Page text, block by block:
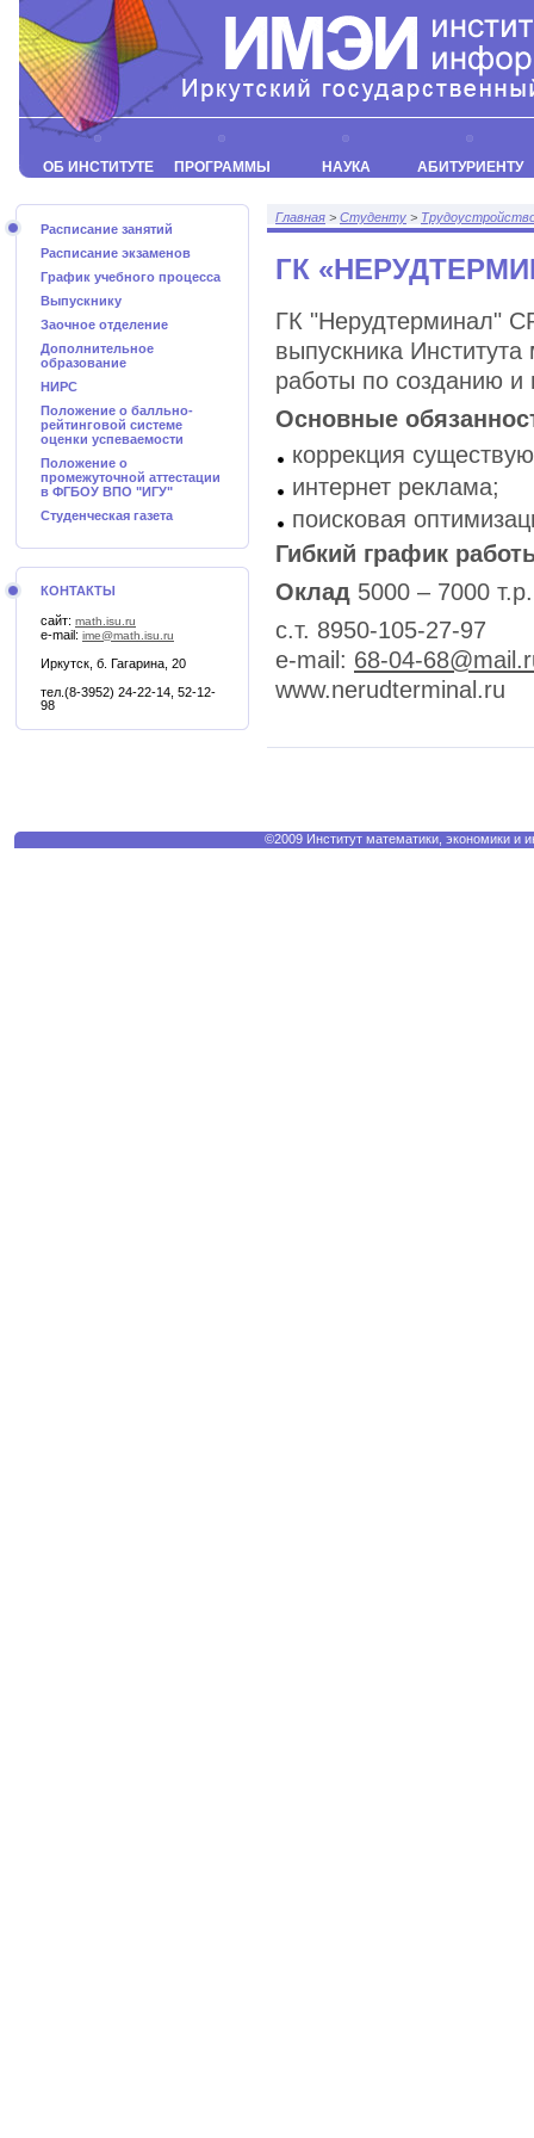
ОБ ИНСТИТУТЕ ПРОГРАММЫ НАУКА АБИТУРИЕНТУ
Расписание занятий
Расписание экзаменов
График учебного процесса
Выпускнику
Заочное отделение
Дополнительное
образование
НИРС
Положение о балльно-
рейтинговой системе
оценки успеваемости
Положение о
промежуточной аттестации
в ФГБОУ ВПО "ИГУ"
Студенческая газета
КОНТАКТЫ
сайт: math.isu.ru
e-mail: ime@math.isu.ru
Иркутск, б. Гагарина, 20
тел.(8-3952) 24-22-14, 52-12-
98
Главная > Студенту >
ГК
ГК "Нерудтерминал"
выпускника
работы по созданию
Основные
коррекция
интернет реклама;
поисковая
Гибкий график
Оклад 5000 – 7000 т.р.
с.т. 8950-105-27-97
e-mail: 68-04-
www.nerudterminal.ru
©2009 Институт математики, экономики и